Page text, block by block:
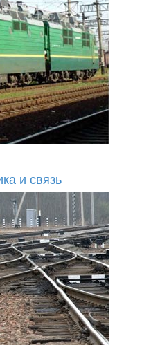
и связь